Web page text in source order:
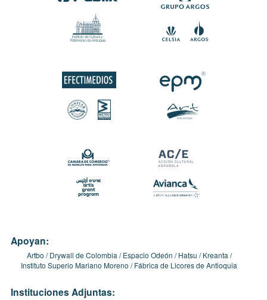
Apoyan:
Artbo Drywall de Colombia Espacio Odeón Hatsu
Kreanta
Instituto Superio Mariano Moreno
Fábrica de Licores de Antioquia
Instituciones Adjuntas: